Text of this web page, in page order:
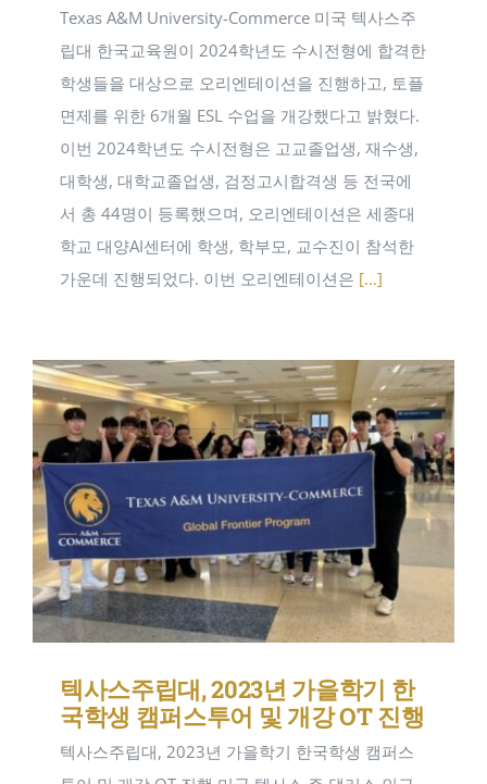
Texas A&M University-Commerce 미국 텍사스주
립대 한국교육원이 2024학년도 수시전형에 합격한
학생들을 대상으로 오리엔테이션을 진행하고, 토플
면제를 위한 6개월 ESL 수업을 개강했다고 밝혔다.
이번 2024학년도 수시전형은 고교졸업생, 재수생,
대학생, 대학교졸업생, 검정고시합격생 등 전국에
서 총 44명이 등록했으며, 오리엔테이션은 세종대
학교 대양AI센터에 학생, 학부모, 교수진이 참석한
가운데 진행되었다. 이번 오리엔테이션은 [...]
텍사스주립대, 2023년 가을학기 한
국학생 캠퍼스투어 및 개강 OT 진행
텍사스주립대, 2023년 가을학기 한국학생 캠퍼스